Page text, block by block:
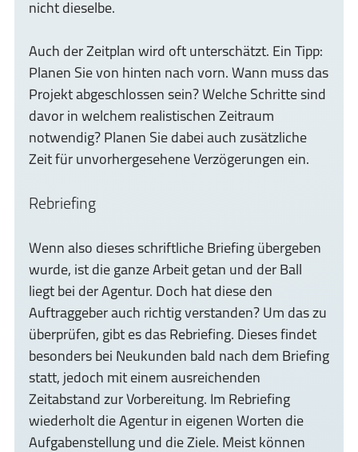
nicht dieselbe.
Auch der Zeitplan wird oft unterschätzt. Ein Tipp:
Planen Sie von hinten nach vorn. Wann muss das
Projekt abgeschlossen sein? Welche Schritte sind
davor in welchem realistischen Zeitraum
notwendig? Planen Sie dabei auch zusätzliche
Zeit für unvorhergesehene Verzögerungen ein.
Rebriefing
Wenn also dieses schriftliche Briefing übergeben
wurde, ist die ganze Arbeit getan und der Ball
liegt bei der Agentur. Doch hat diese den
Auftraggeber auch richtig verstanden? Um das zu
überprüfen, gibt es das Rebriefing. Dieses findet
besonders bei Neukunden bald nach dem Briefing
statt, jedoch mit einem ausreichenden
Zeitabstand zur Vorbereitung. Im Rebriefing
wiederholt die Agentur in eigenen Worten die
Aufgabenstellung und die Ziele. Meist können